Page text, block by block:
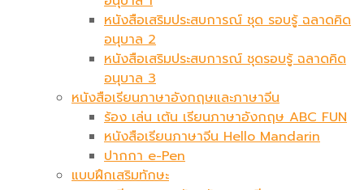
หนังสือเสริมประสบการณ์ ชุด รอบรู้ ฉลาดคิด
อนุบาล 2
หนังสือเสริมประสบการณ์ ชุดรอบรู้ ฉลาดคิด
อนุบาล 3
หนังสือเรียนภาษาอังกฤษและภาษาจีน
ร้อง เล่น เต้น เรียนภาษาอังกฤษ ABC FUN
หนังสือเรียนภาษาจีน Hello Mandarin
ปากกา e-Pen
แบบฝึกเสริมทักษะ